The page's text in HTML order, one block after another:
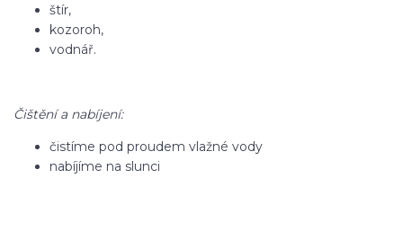
štír,
kozoroh,
vodnář.
Čištění a nabíjení:
čistíme pod proudem vlažné vody
nabíjíme na slunci